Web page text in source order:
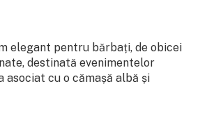
elegant pentru bărbați, de obicei
destinată evenimentelor
asociat cu o cămașă albă și